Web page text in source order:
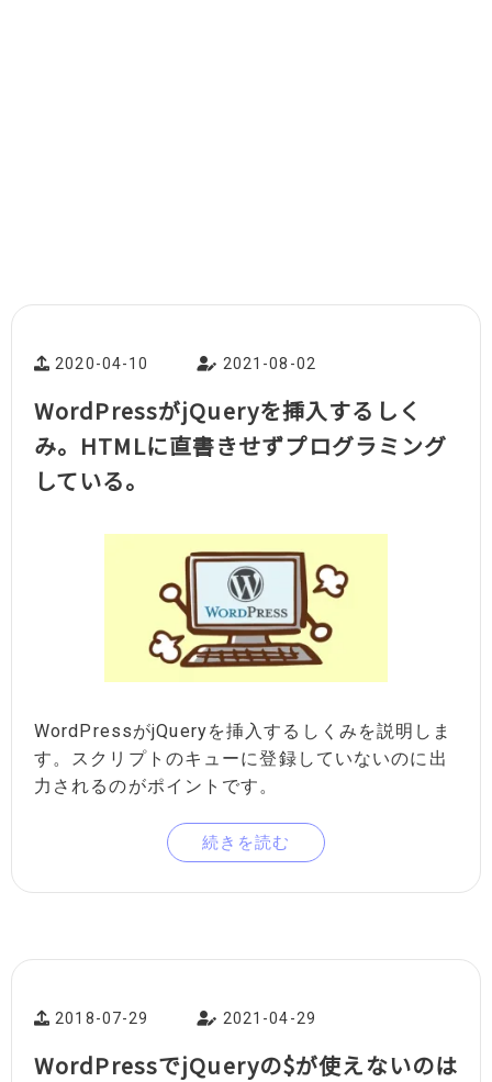
2020-04-10 2021-08-02
WordPressがjQueryを挿入するしく
み。HTMLに直書きせずプログラミング
している。
WordPressがjQueryを挿入するしくみを説明しま
す。スクリプトのキューに登録していないのに出
力されるのがポイントです。
続きを読む
2018-07-29 2021-04-29
WordPressでjQueryの$が使えないのは